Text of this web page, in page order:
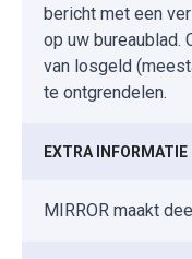
bericht met een
op uw bureaublad.
van losgeld
te ontgrendelen.
EXTRA INFORMATIE
MIRROR maakt